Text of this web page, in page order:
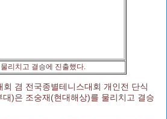
리치고 결승에 진출했다.
겸 전국종별테니스대회 개인전 단식
)은 조숭재(현대해상)를 물리치고 결승